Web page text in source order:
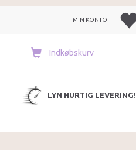
MIN KONTO
Indkøbskurv
LYN HURTIG LEVERING!